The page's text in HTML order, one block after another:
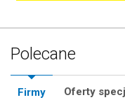
Polecane
Firmy Oferty